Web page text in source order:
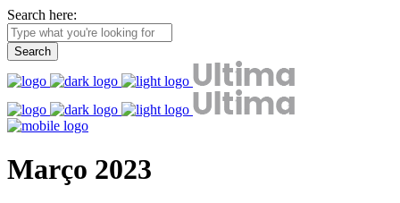
Search here:
Março 2023